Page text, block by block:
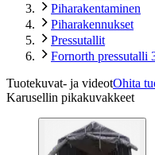
Piharakentaminen
Piharakennukset
Pressutallit
Fornorth pressutalli
Tuotekuvat- ja videotOhita
Karusellin pikakuvakkeet